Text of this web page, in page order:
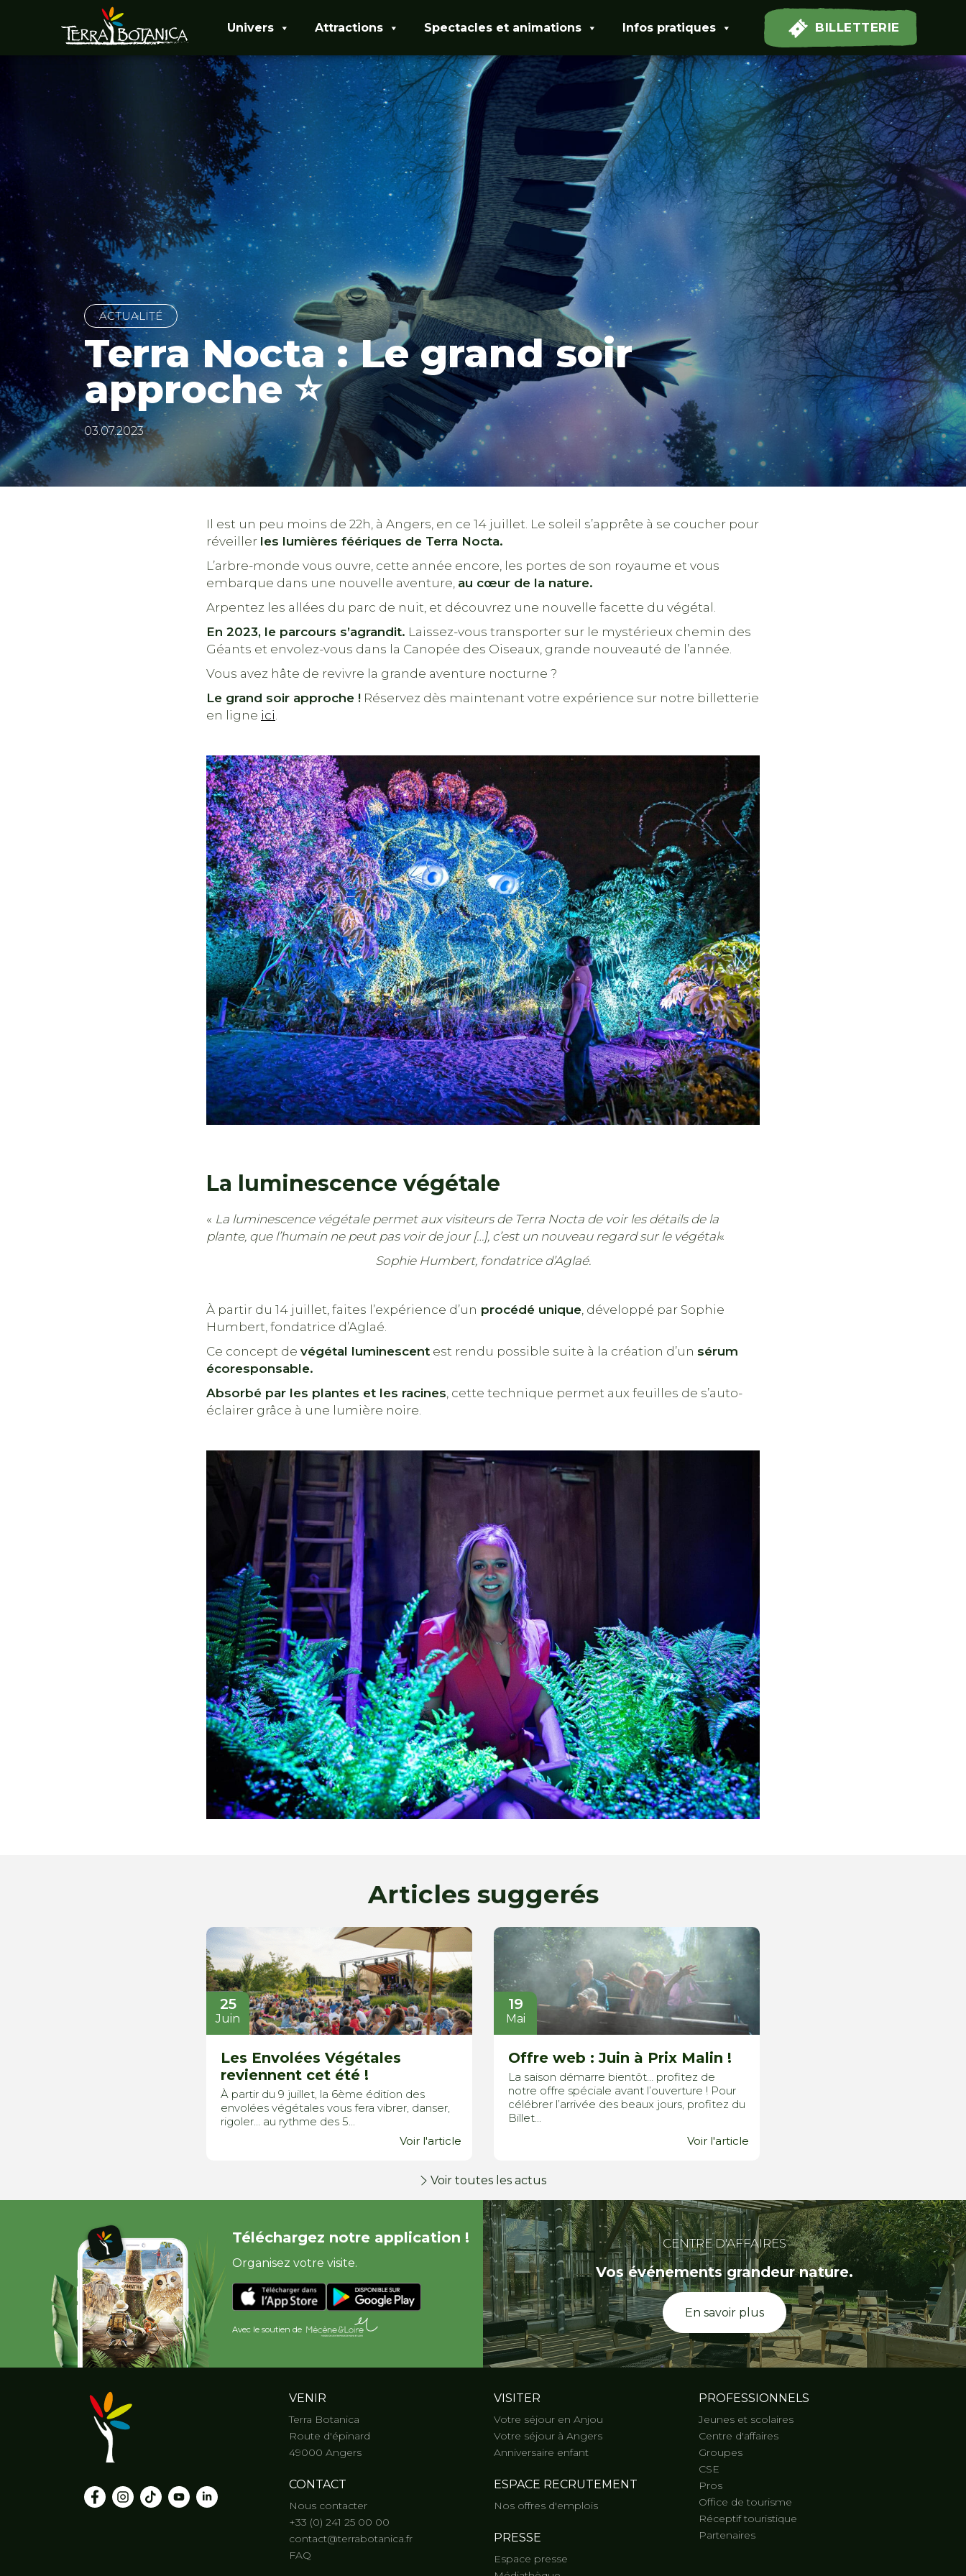
Univers Attractions Spectacles et animations Infos pratiques BILLETTERIE
ACTUALITÉ
Terra Nocta : Le grand soir
approche ⭐
03.07.2023
Il est un peu moins de 22h, à Angers, en ce 14 juillet. Le soleil s’apprête à se coucher pour
réveiller les lumières féériques de Terra Nocta.
L’arbre-monde vous ouvre, cette année encore, les portes de son royaume et vous
embarque dans une nouvelle aventure, au cœur de la nature.
Arpentez les allées du parc de nuit, et découvrez une nouvelle facette du végétal.
En 2023, le parcours s’agrandit. Laissez-vous transporter sur le mystérieux chemin des
Géants et envolez-vous dans la Canopée des Oiseaux, grande nouveauté de l’année.
Vous avez hâte de revivre la grande aventure nocturne ?
Le grand soir approche ! Réservez dès maintenant votre expérience sur notre billetterie
en ligne ici.
La luminescence végétale
« La luminescence végétale permet aux visiteurs de Terra Nocta de voir les détails de la
plante, que l’humain ne peut pas voir de jour […], c’est un nouveau regard sur le végétal󠀢«
Sophie Humbert, fondatrice d’Aglaé.
À partir du 14 juillet, faites l’expérience d’un procédé unique , développé par Sophie
Humbert, fondatrice d’Aglaé.
Ce concept de végétal luminescent est rendu possible suite à la création d’un sérum
écoresponsable.
Absorbé par les plantes et les racines , cette technique permet aux feuilles de s’auto-
éclairer grâce à une lumière noire.
Articles suggerés
25
Juin
Les Envolées Végétales
reviennent cet été !
À partir du 9 juillet, la 6ème édition des
envolées végétales vous fera vibrer, danser,
rigoler… au rythme des 5...
Voir l'article
19
Mai
Offre web : Juin à Prix Malin !
La saison démarre bientôt… profitez de
notre offre spéciale avant l’ouverture ! Pour
célébrer l’arrivée des beaux jours, profitez du
Billet...
Voir l'article
Voir toutes les actus
Téléchargez notre application !
Organisez votre visite.
Avec le soutien de
CENTRE D'AFFAIRES
Vos événements grandeur nature.
En savoir plus
VENIR
Terra Botanica
Route d'épinard
49000 Angers
CONTACT
Nous contacter
+33 (0) 241 25 00 00
contact@terrabotanica.fr
FAQ
VISITER
Votre séjour en Anjou
Votre séjour à Angers
Anniversaire enfant
ESPACE RECRUTEMENT
Nos offres d'emplois
PRESSE
Espace presse
PROFESSIONNELS
Jeunes et scolaires
Centre d'affaires
Groupes
CSE
Pros
Office de tourisme
Réceptif touristique
Partenaires